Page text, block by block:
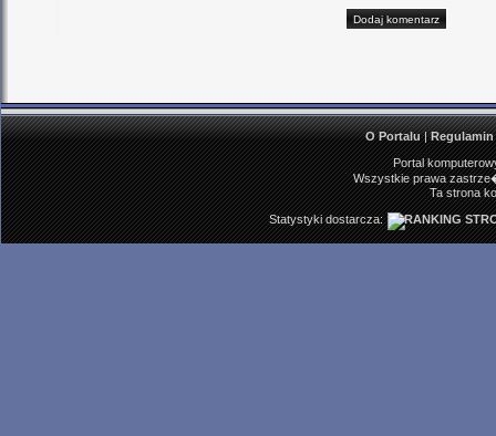
O Portalu|Regulamin
Portal
Wszystkie prawa
Ta strona
Statystyki dostarcza: